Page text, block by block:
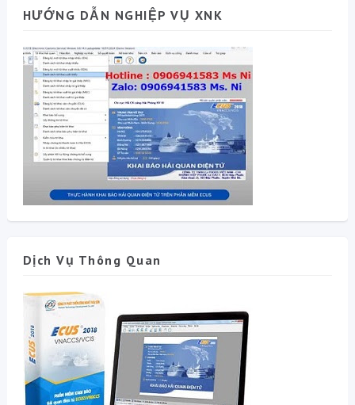
HƯỚNG DẪN NGHIỆP VỤ XNK
Dịch Vụ Thông Quan